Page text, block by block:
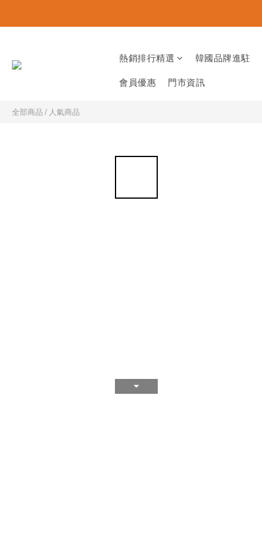
熱銷排行精選 韓國品牌進駐
會員優惠 門市資訊
全部商品 / 人氣商品